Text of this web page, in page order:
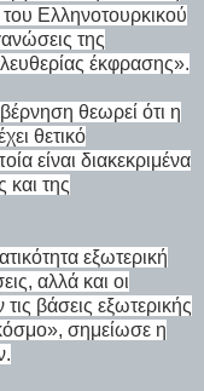
Ελληνοτουρκικού
της
έκφρασης».
θεωρεί ότι η
θετικό
είναι διακεκριμένα
και της
εξωτερική
αλλά και οι
βάσεις εξωτερικής
σημείωσε η